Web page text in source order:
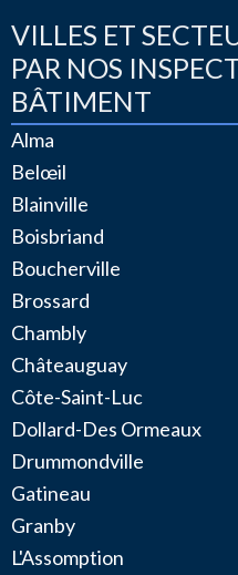
VILLES ET
PAR NOS
BÂTIMENT
Alma
Belœil
Blainville
Boisbriand
Boucherville
Brossard
Chambly
Châteauguay
Côte-Saint-Luc
Dollard-Des Ormeaux
Drummondville
Gatineau
Granby
L'Assomption